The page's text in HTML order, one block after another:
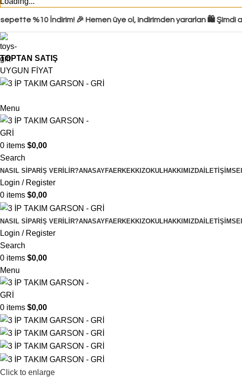
%10 İndirim! 🎉 Hemen üye ol, indirimden yararlan 🛍️ Şimdi
TOPTAN SATIŞ
UYGUN FİYAT
Menu
0 items $0,00
Search
NASIL SIPARIŞ VERILIR?ANASAYFAERKEKKIZOKULHAKKIMIZDA İLETIŞIM
Login / Register
0 items $0,00
NASIL SIPARIŞ VERILIR?ANASAYFAERKEKKIZOKULHAKKIMIZDAİLETIŞIM
Login / Register
Search
0 items $0,00
Menu
0 items $0,00
Click to enlarge